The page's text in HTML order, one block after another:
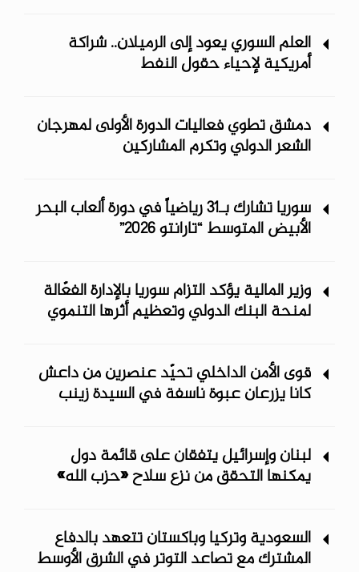
العلم السوري يعود إلى الرميلان.. شراكة
أمريكية لإحياء حقول النفط
دمشق تطوي فعاليات الدورة الأولى لمهرجان
الشعر الدولي وتكرم المشاركين
سوريا تشارك بـ31 رياضياً في دورة ألعاب البحر
الأبيض المتوسط “تارانتو 2026”
وزير المالية يؤكد التزام سوريا بالإدارة الفعّالة
لمنحة البنك الدولي وتعظيم أثرها التنموي
قوى الأمن الداخلي تحيّد عنصرين من داعش
كانا يزرعان عبوة ناسفة في السيدة زينب
لبنان وإسرائيل يتفقان على قائمة دول
يمكنها التحقق من نزع سلاح «حزب الله»
السعودية وتركيا وباكستان تتعهد بالدفاع
المشترك مع تصاعد التوتر في الشرق الأوسط